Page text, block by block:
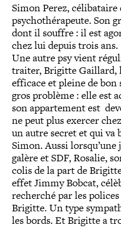
Simon Perez, célibataire
psychothérapeute. Son
dont il souffre : il est
chez lui depuis trois ans.
Une autre psy vient
traiter, Brigitte Gaillard,
efficace et pleine de bon
gros problème : elle est
son appartement est
ne peut plus exercer
un autre secret et qui va
Simon. Aussi
galère et SDF, Rosalie,
colis de la part de
effet Jimmy Bobcat,
recherché par les
Brigitte. Un type
les bords. Et Brigitte a